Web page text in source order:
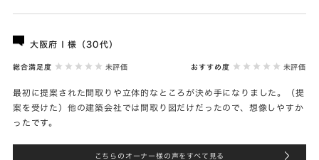
大阪府Ｉ様（30代）
総合満足度 未評価 おすすめ度 未評価
最初に提案された間取りや立体的なところが決め手になりました。（提
案を受けた）他の建築会社では間取り図だけだったので、想像しやすか
ったです。
こちらのオーナー様の声をすべて見る